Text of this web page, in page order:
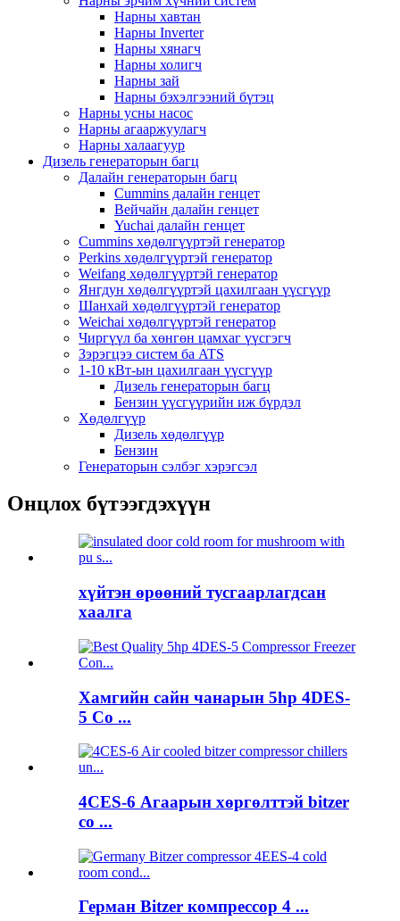
Нарны хавтан
Нарны Inverter
Нарны хянагч
Нарны холигч
Нарны зай
Нарны бэхэлгээний бүтэц
Нарны усны насос
Нарны агааржуулагч
Нарны халаагуур
Дизель генераторын багц
Далайн генераторын багц
Cummins далайн генцет
Вейчайн далайн генцет
Yuchai далайн генцет
Cummins хөдөлгүүртэй генератор
Perkins хөдөлгүүртэй генератор
Weifang хөдөлгүүртэй генератор
Янгдун хөдөлгүүртэй цахилгаан үүсгүүр
Шанхай хөдөлгүүртэй генератор
Weichai хөдөлгүүртэй генератор
Чиргүүл ба хөнгөн цамхаг үүсгэгч
Зэрэгцээ систем ба ATS
1-10 кВт-ын цахилгаан үүсгүүр
Дизель генераторын багц
Бензин үүсгүүрийн иж бүрдэл
Хөдөлгүүр
Дизель хөдөлгүүр
Бензин
Генераторын сэлбэг хэрэгсэл
Онцлох бүтээгдэхүүн
хүйтэн өрөөний тусгаарлагдсан
хаалга
Хамгийн сайн чанарын 5hp 4DES-
5 Co ...
4CES-6 Агаарын хөргөлттэй bitzer
co ...
Герман Bitzer компрессор 4 ...